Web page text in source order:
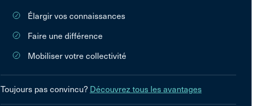
Élargir vos connaissances
Faire une différence
Mobiliser votre collectivité
Toujours pas convincu? Découvrez tous les avantages